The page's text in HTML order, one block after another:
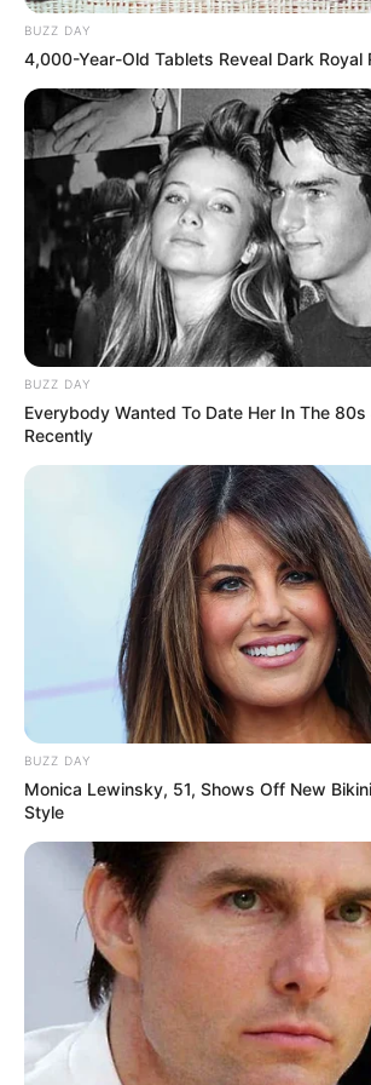
Melissa huye a la villa de Tom